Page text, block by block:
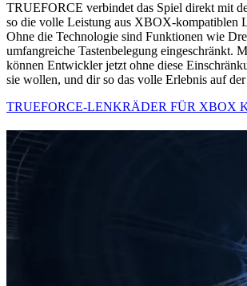
TRUEFORCE verbindet das Spiel direkt mit
so die volle Leistung aus XBOX-kompatiblen
Ohne die Technologie sind Funktionen wie
umfangreiche Tastenbelegung eingeschränkt.
können Entwickler jetzt ohne diese
sie wollen, und dir so das volle Erlebnis auf
TRUEFORCE-LENKRÄDER FÜR XBOX